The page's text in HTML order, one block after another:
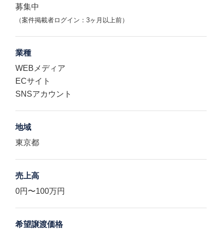
募集中
（案件掲載者ログイン：3ヶ月以上前）
業種
WEBメディア
ECサイト
SNSアカウント
地域
東京都
売上高
0円〜100万円
希望譲渡価格